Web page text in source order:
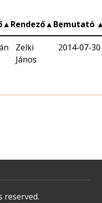
▲Rendező▲Bemutató
Zelki
János
2014-07-30
reserved.